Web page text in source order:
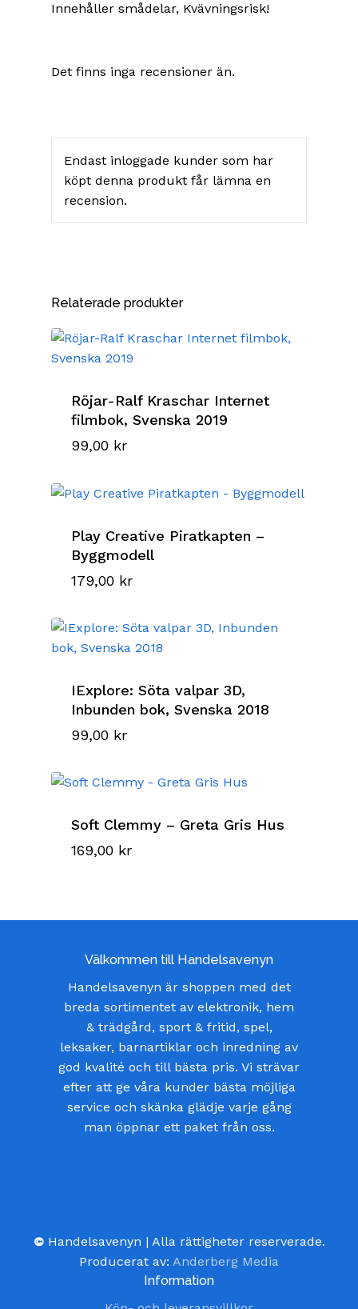
Innehåller smådelar, Kvävningsrisk!
Det finns inga recensioner än.
Endast inloggade kunder som har
köpt denna produkt får lämna en
recension.
Relaterade produkter
Röjar-Ralf Kraschar Internet
filmbok, Svenska 2019
99,00 kr
Play Creative Piratkapten –
Byggmodell
179,00 kr
IExplore: Söta valpar 3D,
Inbunden bok, Svenska 2018
99,00 kr
Soft Clemmy – Greta Gris Hus
169,00 kr
Välkommen till Handelsavenyn
Handelsavenyn är shoppen med det
breda sortimentet av elektronik, hem
& trädgård, sport & fritid, spel,
leksaker, barnartiklar och inredning av
god kvalité och till bästa pris. Vi strävar
efter att ge våra kunder bästa möjliga
service och skänka glädje varje gång
man öppnar ett paket från oss.
© Handelsavenyn | Alla rättigheter reserverade.
Producerat av: Anderberg Media
Information